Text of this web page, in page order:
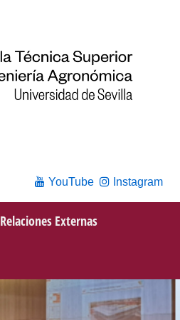
YouTube Instagram
Relaciones Externas